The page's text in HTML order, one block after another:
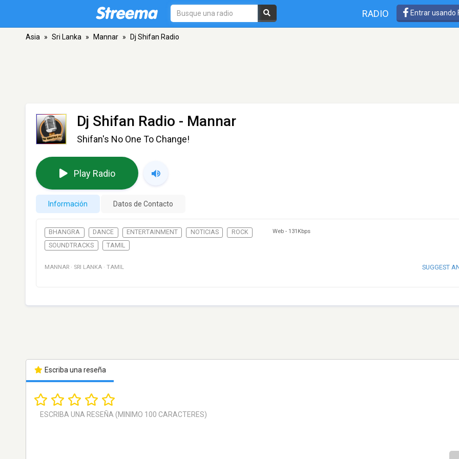
RADIO Entrar usando
Asia » Sri Lanka » Mannar » Dj Shifan Radio
Dj Shifan Radio - Mannar
Shifan's No One To Change!
Play Radio
Información Datos de Contacto
BHANGRA DANCE ENTERTAINMENT NOTICIAS
ROCK
SOUNDTRACKS
TAMIL
Web - 131Kbps
MANNAR · SRI LANKA · TAMIL SUGGEST
Escriba una reseña